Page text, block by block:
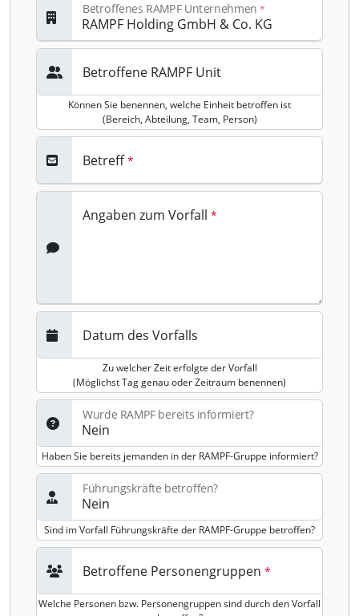
Betroffenes RAMPF Unternehmen
Betroffene RAMPF Unit
Können Sie benennen, welche Einheit betroffen ist
(Bereich, Abteilung, Team, Person)
Betreff
Angaben zum Vorfall
Datum des Vorfalls
Zu welcher Zeit erfolgte der Vorfall
(Möglichst Tag genau oder Zeitraum benennen)
Wurde RAMPF bereits informiert?
Haben Sie bereits jemanden in der RAMPF-Gruppe informiert?
Führungskräfte betroffen?
Sind im Vorfall Führungskräfte der RAMPF-Gruppe betroffen?
Betroffene Personengruppen
Welche Personen bzw. Personengruppen sind durch den Vorfall